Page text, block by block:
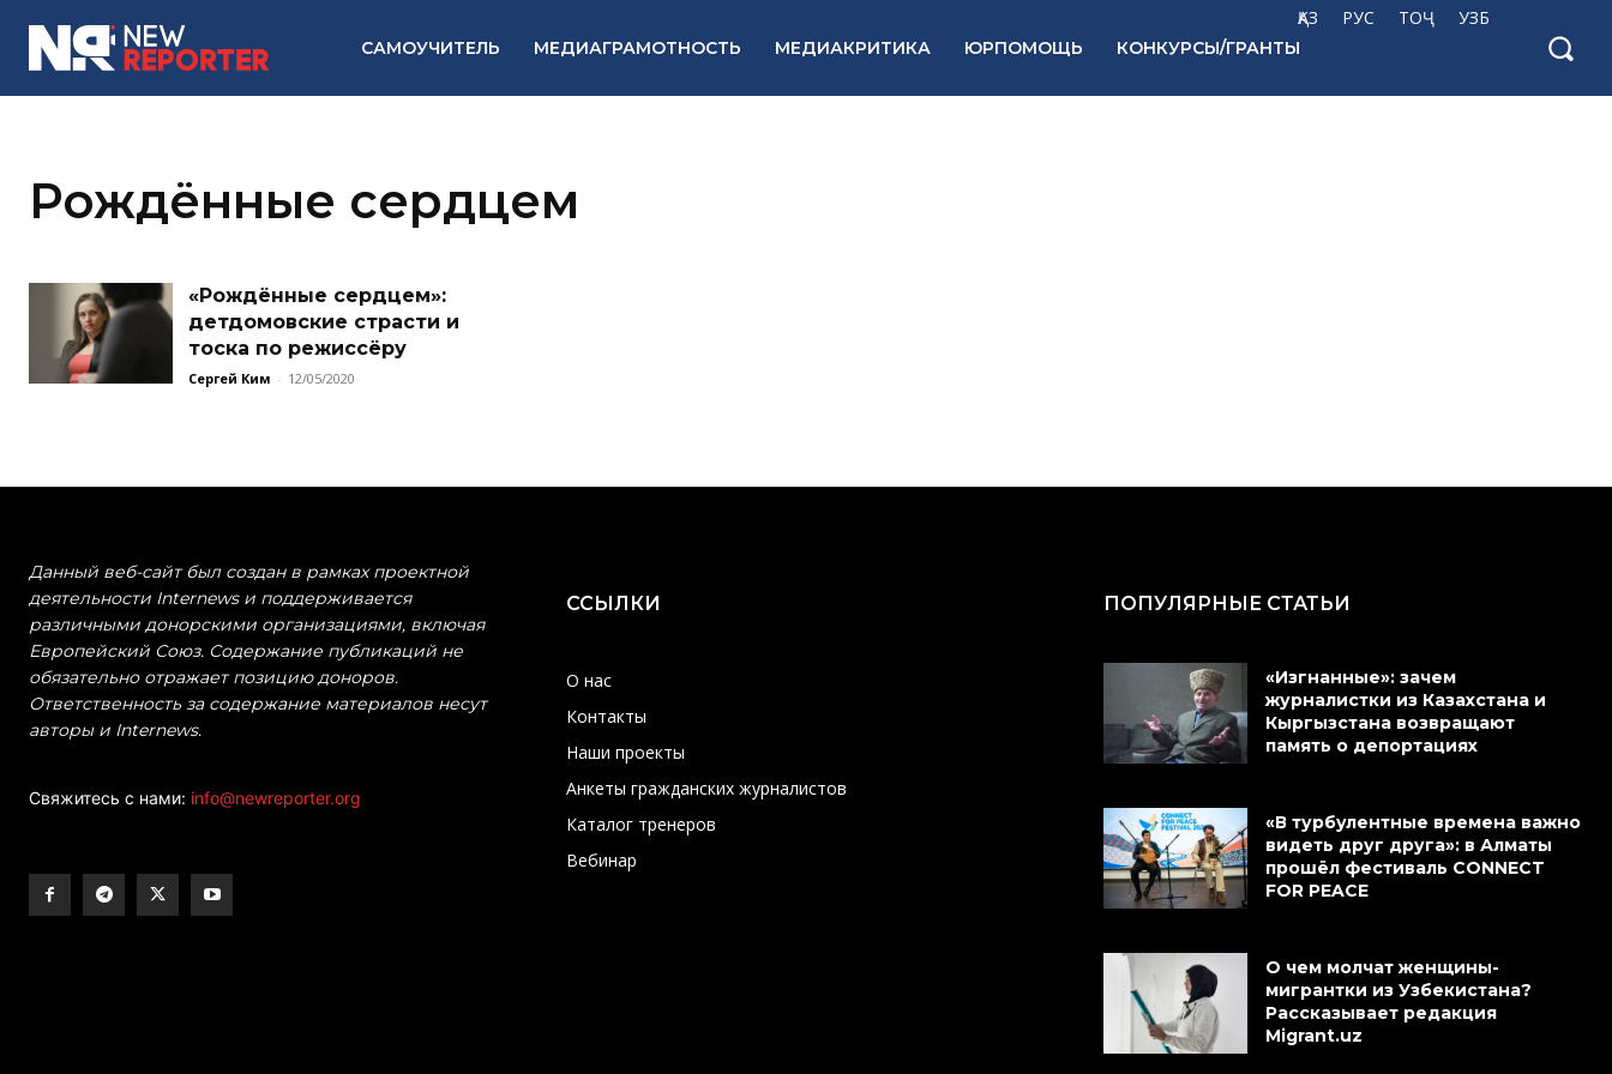
ҚАЗ РУС ТОҶ УЗБ
САМОУЧИТЕЛЬ МЕДИАГРАМОТНОСТЬ МЕДИАКРИТИКА ЮРПОМОЩЬ КОНКУРСЫ/ГРАНТЫ
Рождённые сердцем
«Рождённые сердцем»:
детдомовские страсти и
тоска по режиссёру
Сергей Ким - 12/05/2020
Данный веб-сайт был создан в рамках проектной
деятельности Internews и поддерживается
различными донорскими организациями, включая
Европейский Союз. Содержание публикаций не
обязательно отражает позицию доноров.
Ответственность за содержание материалов несут
авторы и Internews.
Свяжитесь с нами: info@newreporter.org
ССЫЛКИ
О нас
Контакты
Наши проекты
Анкеты гражданских журналистов
Каталог тренеров
Вебинар
ПОПУЛЯРНЫЕ СТАТЬИ
«Изгнанные»: зачем
журналистки из Казахстана и
Кыргызстана возвращают
память о депортациях
«В турбулентные времена важно
видеть друг друга»: в Алматы
прошёл фестиваль CONNECT
FOR PEACE
О чем молчат женщины-
мигрантки из Узбекистана?
Рассказывает редакция
Migrant.uz